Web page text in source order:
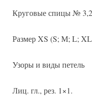
Круговые спицы №
Размер XS (S; М; L;
Узоры и виды петель
Лиц. гл., рез. 1×1.